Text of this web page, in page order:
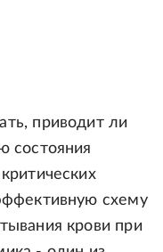
приводит ли
состояния
схему
крови при